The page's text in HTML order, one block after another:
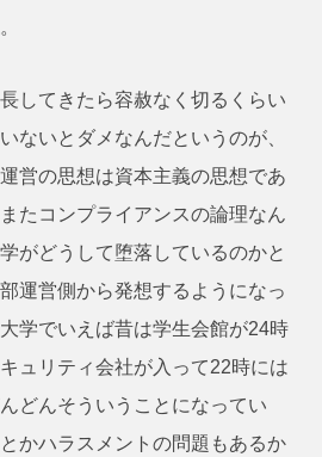
してきたら容赦なく切るくらい
ないとダメなんだというのが、
営の思想は資本主義の思想であ
たコンプライアンスの論理なん
がどうして堕落しているのかと
運営側から発想するようになっ
学でいえば昔は学生会館が24時
ュリティ会社が入って22時には
どんそういうことになってい
かハラスメントの問題もあるか